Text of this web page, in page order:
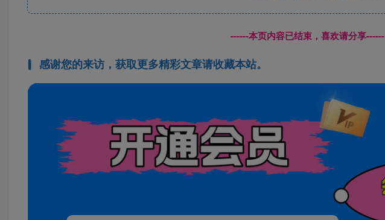
------本页内容已结束，喜欢请分享------
感谢您的来访，获取更多精彩文章请收藏本站。